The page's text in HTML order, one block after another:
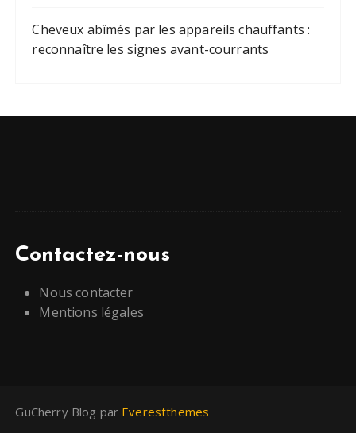
Cheveux abîmés par les appareils chauffants :
reconnaître les signes avant-courrants
Contactez-nous
Nous contacter
Mentions légales
GuCherry Blog par Everestthemes